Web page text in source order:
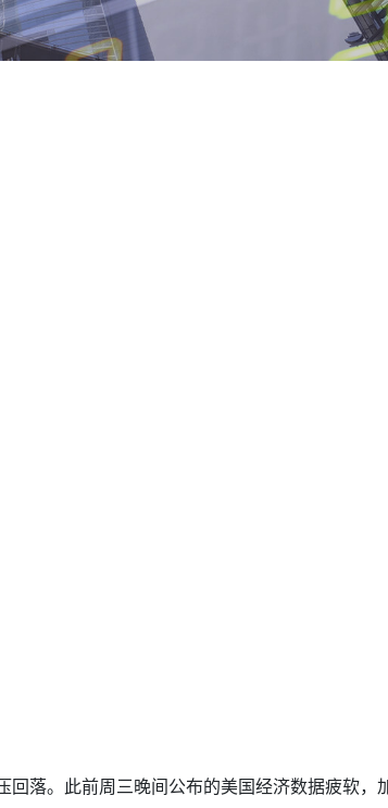
落。此前周三晚间公布的美国经济数据疲软，